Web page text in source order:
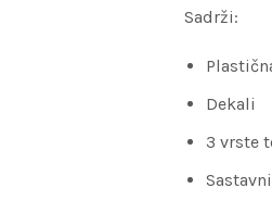
Sadrži:
Dekali
3 vrste